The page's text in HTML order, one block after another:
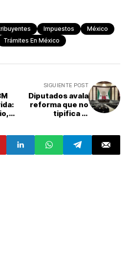
Impuestos
México
Trámites En México
SIGUIENTE POST
Diputados avala
reforma que no
tipifica el
ONG reclaman